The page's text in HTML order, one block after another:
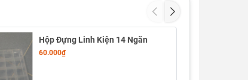
Hộp Đựng Linh Kiện 14 Ngăn
60.000₫